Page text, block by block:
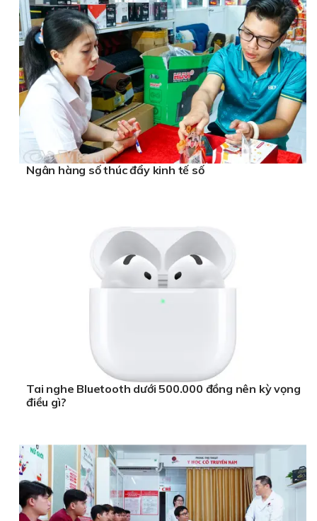
Ngân hàng số thúc đẩy kinh tế số
Tai nghe Bluetooth dưới 500.000 đồng nên kỳ vọng
điều gì?